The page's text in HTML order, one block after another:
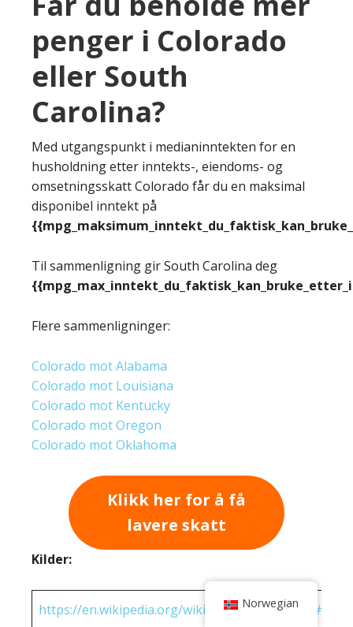
penger i Colorado
eller South
Carolina?
Med utgangspunkt i medianinntekten for en
husholdning etter inntekts-, eiendoms- og
omsetningsskatt Colorado får du en maksimal
disponibel inntekt på
Til sammenligning gir South Carolina deg
Flere sammenligninger:
Colorado mot Alabama
Colorado mot Louisiana
Colorado mot Kentucky
Colorado mot Oregon
Colorado mot Oklahoma
Klikk her for å få
lavere skatt
Kilder:
https://en.wikipedia.org/wiki/ Norwegian